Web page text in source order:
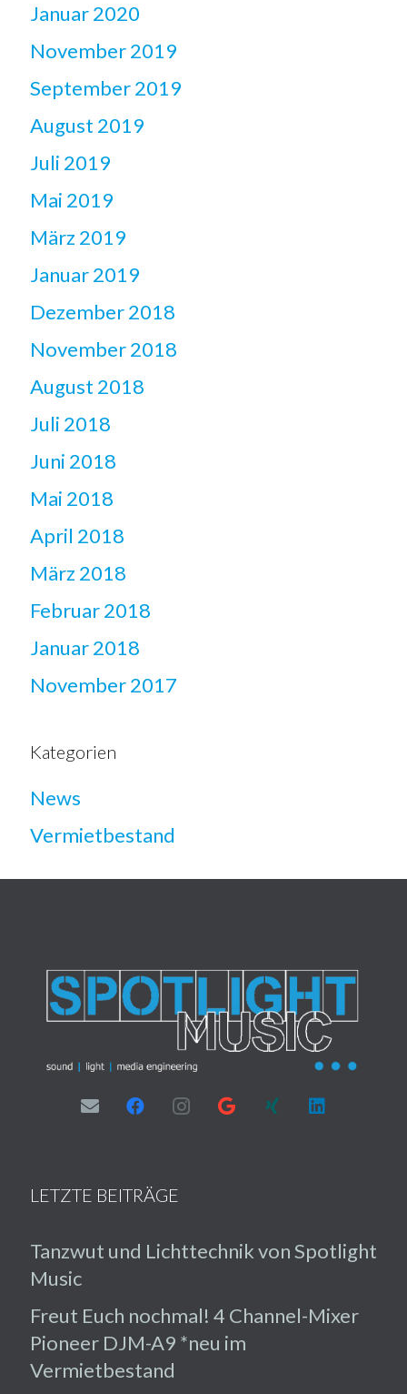
Januar 2020
November 2019
September 2019
August 2019
Juli 2019
Mai 2019
März 2019
Januar 2019
Dezember 2018
November 2018
August 2018
Juli 2018
Juni 2018
Mai 2018
April 2018
März 2018
Februar 2018
Januar 2018
November 2017
Kategorien
News
Vermietbestand
LETZTE BEITRÄGE
Tanzwut und Lichttechnik von Spotlight
Music
Freut Euch nochmal! 4 Channel-Mixer
Pioneer DJM-A9 *neu im
Vermietbestand